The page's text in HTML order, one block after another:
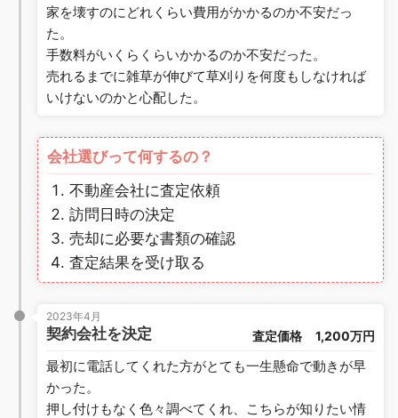
家を壊すのにどれくらい費用がかかるのか不安だっ
た。
手数料がいくらくらいかかるのか不安だった。
売れるまでに雑草が伸びて草刈りを何度もしなければ
いけないのかと心配した。
会社選びって何するの？
不動産会社に査定依頼
訪問日時の決定
売却に必要な書類の確認
査定結果を受け取る
2023年4月
契約会社を決定 査定価格 1,200万円
最初に電話してくれた方がとても一生懸命で動きが早
かった。
押し付けもなく色々調べてくれ、こちらが知りたい情